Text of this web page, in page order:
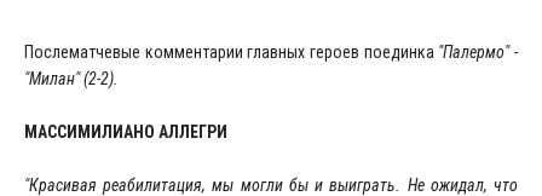
Послематчевые комментарии главных героев поединка "Палермо" -
"Милан" (2-2).
МАССИМИЛИАНО АЛЛЕГРИ
"Красивая реабилитация, мы могли бы и выиграть. Не ожидал, что